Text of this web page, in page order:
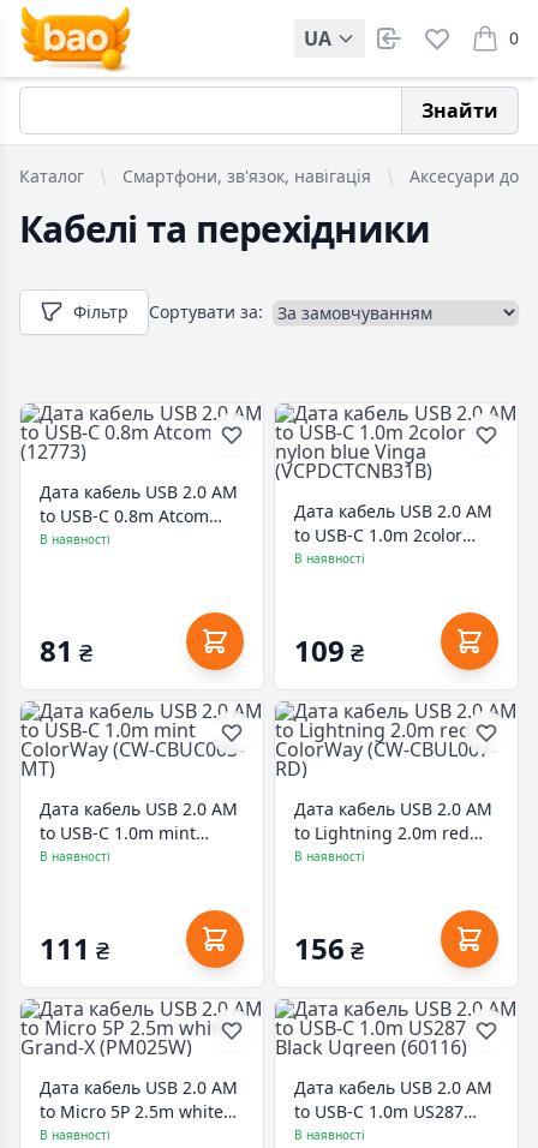
UA 0
items
Знайти
Каталог Смартфони, зв'язок, навігація Аксесуари до
Кабелі та перехідники
Фільтр Сортувати за:
Дата кабель USB 2.0 AM
to USB-C 0.8m Atcom
(12773)
В наявності
81 ₴
Дата кабель USB 2.0 AM
to USB-C 1.0m 2color
nylon blue Vinga
В наявності
109 ₴
Дата кабель USB 2.0 AM
to USB-C 1.0m mint
ColorWay (CW-CBUC003-
В наявності
111 ₴
Дата кабель USB 2.0 AM
to Lightning 2.0m red
ColorWay (CW-CBUL007-
В наявності
156 ₴
Дата кабель USB 2.0 AM
to Micro 5P 2.5m white
Grand-X (PM025W)
В наявності
Дата кабель USB 2.0 AM
to USB-C 1.0m US287
Black Ugreen (60116)
В наявності